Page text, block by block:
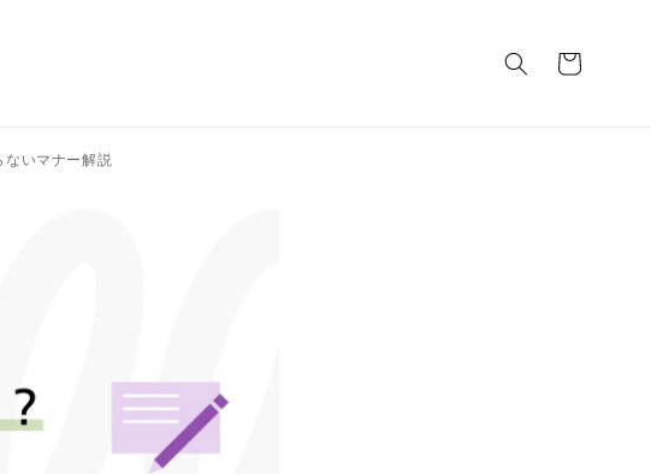
ー
ないマナー解説